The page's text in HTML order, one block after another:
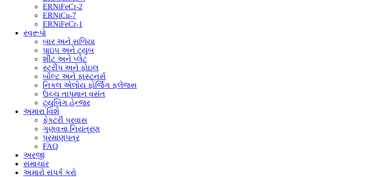
ERNiFeCr-2
ERNiCu-7
ERNiFeCr-1
સ્વરૂપો
બાર અને સળિયા
પાઇપ અને ટ્યુબ
શીટ અને પ્લેટ
સ્ટ્રીપ અને ફોઇલ
બોલ્ટ અને ફાસ્ટનર્સ
નિકલ એલોય ફોર્જિંગ ફ્લેંજ્સ
ઉચ્ચ તાપમાન વસંત
ટ્યુબિંગ હેન્જર
અમારા વિશે
ફેક્ટરી પ્રવાસ
ગુણવત્તા નિયંત્રણ
પ્રમાણપત્ર
FAQ
અરજી
સમાચાર
અમારો સંપર્ક કરો